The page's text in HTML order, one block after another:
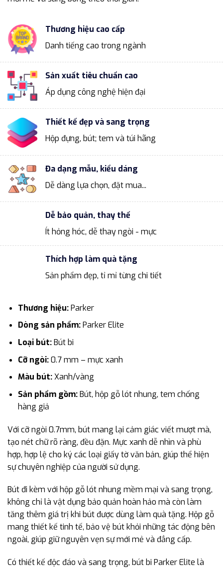
Thương hiệu cao cấp
Danh tiếng cao trong ngành
Sản xuất tiêu chuẩn cao
Áp dụng công nghệ hiện đại
Thiết kế đẹp và sang trọng
Hộp đựng, bút; tem và túi hãng
Đa dạng mẫu, kiểu dáng
Dễ dàng lựa chọn, đặt mua...
Dễ bảo quản, thay thế
Ít hỏng hóc, dễ thay ngòi - mực
Thích hợp làm quà tặng
Sản phẩm đẹp, tỉ mỉ từng chi tiết
Thương hiệu:Parker
Dòng sản phẩm:Parker Elite
Loại bút:Bút bi
Cỡ ngòi:0.7 mm – mực xanh
Màu bút:Xanh/vàng
Sản phẩm gồm:Bút, hộp gỗ lót nhung, tem chống
hàng giả
Với cỡ ngòi 0.7mm, bút mang lại cảm giác viết mượt mà,
tạo nét chữ rõ ràng, đều đặn. Mực xanh dễ nhìn và phù
hợp, hợp lệ cho ký các loại giấy tờ văn bản, giúp thể hiện
sự chuyên nghiệp của người sử dụng.
Bút đi kèm với hộp gỗ lót nhung mềm mại và sang trọng,
không chỉ là vật dụng bảo quản hoàn hảo mà còn làm
tăng thêm giá trị khi bút được dùng làm quà tặng. Hộp gỗ
mang thiết kế tinh tế, bảo vệ bút khỏi những tác động bên
ngoài, giúp giữ nguyên vẹn sự mới mẻ và đẳng cấp.
Có thiết kế độc đáo và sang trọng, bút bi Parker Elite là